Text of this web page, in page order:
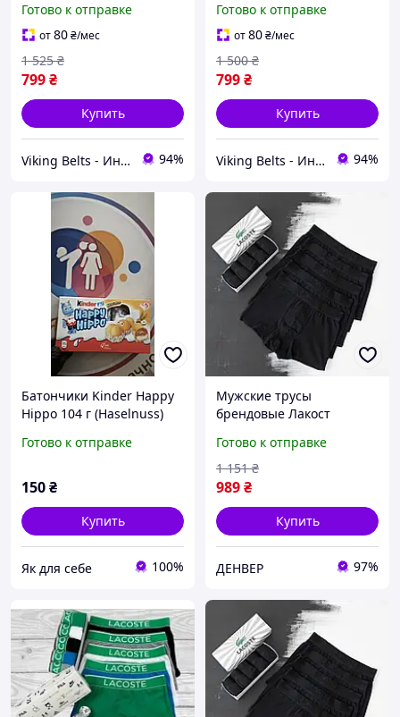
хорошего качества бренд
Nike
Готово к отправке
от80₴/мес
799₴
1 525 ₴
Купить
Viking Belts - Интернет магазин кожаных аксессуаров 94%
натуральные хорошего
качества однотонные
черные бренд CK
Готово к отправке
от80₴/мес
799₴
1 500 ₴
Купить
Viking Belts - Интернет магазин кожаных аксессуаров 94%
Батончики Kinder Happy
Hippo 104 г (Haselnuss)
Готово к отправке
150₴
Купить
Як для себе 100%
Мужские трусы
брендовые Лакост
комплекте с коробкой 5
штук Lacoste Денвер
Чоловічі труси брендові
Лакост чорні
Готово к отправке
989₴
1 151 ₴
Купить
ДЕНВЕР 97%